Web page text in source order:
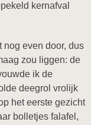
kernafval
nog even door, dus
zou liggen: de
ik de
deegrol vrolijk
het eerste gezicht
bolletjes falafel,